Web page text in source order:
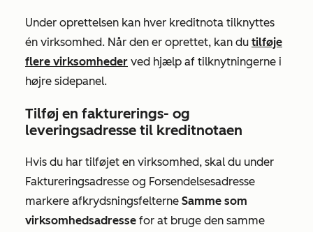
Under oprettelsen kan hver kreditnota tilknyttes
én virksomhed. Når den er oprettet, kan du tilføje
flere virksomheder ved hjælp af tilknytningerne i
højre sidepanel.
Tilføj en fakturerings- og
leveringsadresse til kreditnotaen
Hvis du har tilføjet en virksomhed, skal du under
Faktureringsadresse og Forsendelsesadresse
markere afkrydsningsfelterne Samme som
virksomhedsadresse for at bruge den samme